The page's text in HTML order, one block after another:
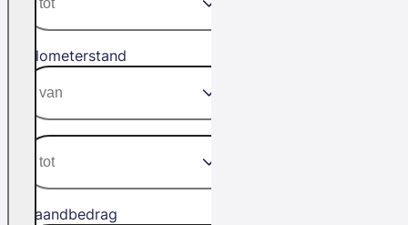
Kilometerstand
Maandbedrag